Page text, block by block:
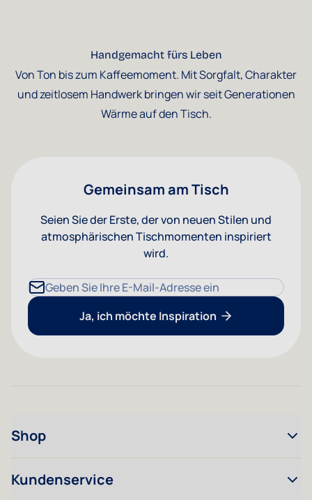
Handgemacht fürs Leben
Von Ton bis zum Kaffeemoment. Mit Sorgfalt, Charakter
und zeitlosem Handwerk bringen wir seit Generationen
Wärme auf den Tisch.
Gemeinsam am Tisch
Seien Sie der Erste, der von neuen Stilen und
atmosphärischen Tischmomenten inspiriert
wird.
E-Mailadresse
Ja, ich möchte Inspiration
Shop
Kundenservice